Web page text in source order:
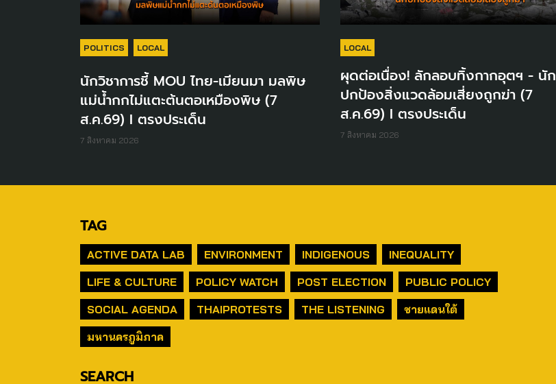
POLITICS LOCAL
นักวิชาการชี้ MOU ไทย-เมียนมา มลพิษ
แม่น้ำกกไม่แตะต้นตอเหมืองพิษ (7
ส.ค.69) I ตรงประเด็น
7 สิงหาคม 2026
LOCAL
ผุดต่อเนื่อง! ลักลอบทิ้งกากอุตฯ - นัก
ปกป้องสิ่งแวดล้อมเสี่ยงถูกฆ่า (7
ส.ค.69) I ตรงประเด็น
7 สิงหาคม 2026
TAG
ACTIVE DATA LAB ENVIRONMENT INDIGENOUS
INEQUALITY
LIFE & CULTURE
POLICY WATCH POST ELECTION
PUBLIC POLICY
SOCIAL AGENDA
THAIPROTESTS THE LISTENING
ชายแดนใต้
มหานครภูมิภาค
SEARCH